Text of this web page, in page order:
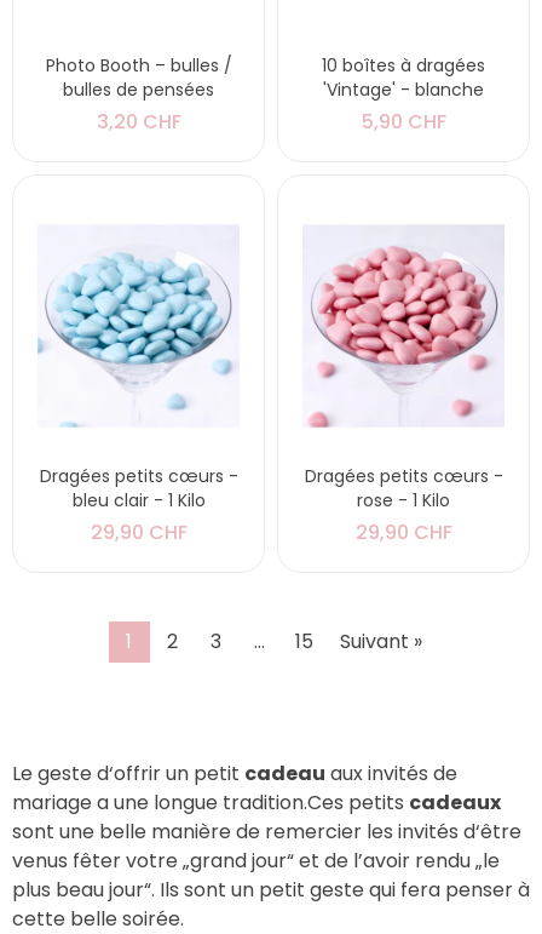
Photo Booth – bulles /
bulles de pensées
3,20 CHF
10 boîtes à dragées
'Vintage' - blanche
5,90 CHF
Dragées petits cœurs -
bleu clair - 1 Kilo
29,90 CHF
Dragées petits cœurs -
rose - 1 Kilo
29,90 CHF
1 2 3 … 15 Suivant »
Le geste d‘offrir un petit cadeau aux invités de
mariage a une longue tradition.Ces petits cadeaux
sont une belle manière de remercier les invités d‘être
venus fêter votre „grand jour“ et de l’avoir rendu „le
plus beau jour“. Ils sont un petit geste qui fera penser à
cette belle soirée.